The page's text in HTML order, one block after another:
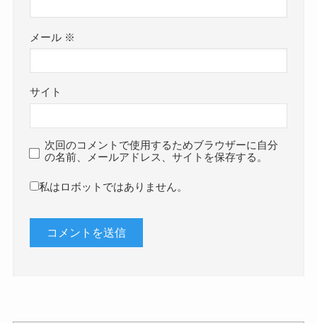
メール ※
サイト
次回のコメントで使用するためブラウザーに自分
の名前、メールアドレス、サイトを保存する。
私はロボットではありません。